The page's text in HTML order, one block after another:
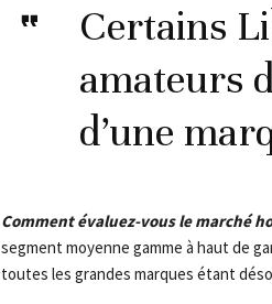
Certains
amateurs
d’une
Comment évaluez-vous le marché
segment moyenne gamme à haut de
toutes les grandes marques étant